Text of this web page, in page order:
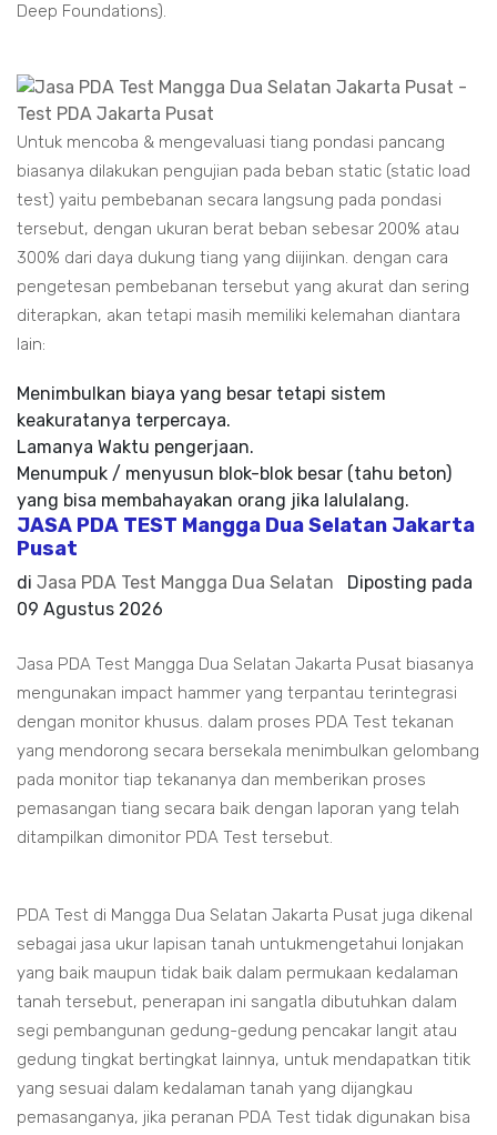
Deep Foundations).
Untuk mencoba & mengevaluasi tiang pondasi pancang
biasanya dilakukan pengujian pada beban static (static load
test) yaitu pembebanan secara langsung pada pondasi
tersebut, dengan ukuran berat beban sebesar 200% atau
300% dari daya dukung tiang yang diijinkan. dengan cara
pengetesan pembebanan tersebut yang akurat dan sering
diterapkan, akan tetapi masih memiliki kelemahan diantara
lain:
Menimbulkan biaya yang besar tetapi sistem
keakuratanya terpercaya.
Lamanya Waktu pengerjaan.
Menumpuk / menyusun blok-blok besar (tahu beton)
yang bisa membahayakan orang jika lalulalang.
JASA PDA TEST Mangga Dua Selatan Jakarta
Pusat
di Jasa PDA Test Mangga Dua Selatan
Diposting pada
09 Agustus 2026
Jasa PDA Test Mangga Dua Selatan Jakarta Pusat biasanya
mengunakan impact hammer yang terpantau terintegrasi
dengan monitor khusus. dalam proses PDA Test tekanan
yang mendorong secara bersekala menimbulkan gelombang
pada monitor tiap tekananya dan memberikan proses
pemasangan tiang secara baik dengan laporan yang telah
ditampilkan dimonitor PDA Test tersebut.
PDA Test di Mangga Dua Selatan Jakarta Pusat juga dikenal
sebagai jasa ukur lapisan tanah untukmengetahui lonjakan
yang baik maupun tidak baik dalam permukaan kedalaman
tanah tersebut, penerapan ini sangatla dibutuhkan dalam
segi pembangunan gedung-gedung pencakar langit atau
gedung tingkat bertingkat lainnya, untuk mendapatkan titik
yang sesuai dalam kedalaman tanah yang dijangkau
pemasanganya, jika peranan PDA Test tidak digunakan bisa